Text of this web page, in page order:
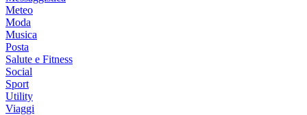
Meteo
Moda
Musica
Posta
Salute e Fitness
Social
Sport
Utility
Viaggi